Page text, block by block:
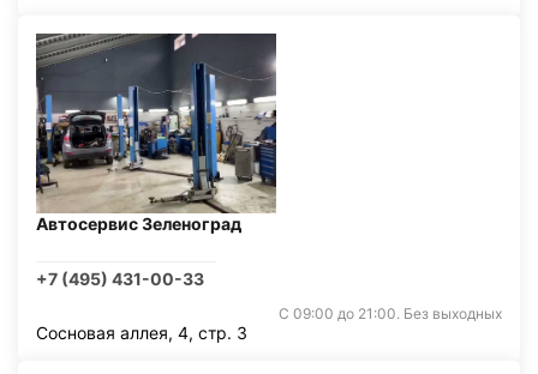
Автосервис Зеленоград
+7 (495) 431-00-33
С 09:00 до 21:00. Без выходных
Сосновая аллея, 4, стр. 3